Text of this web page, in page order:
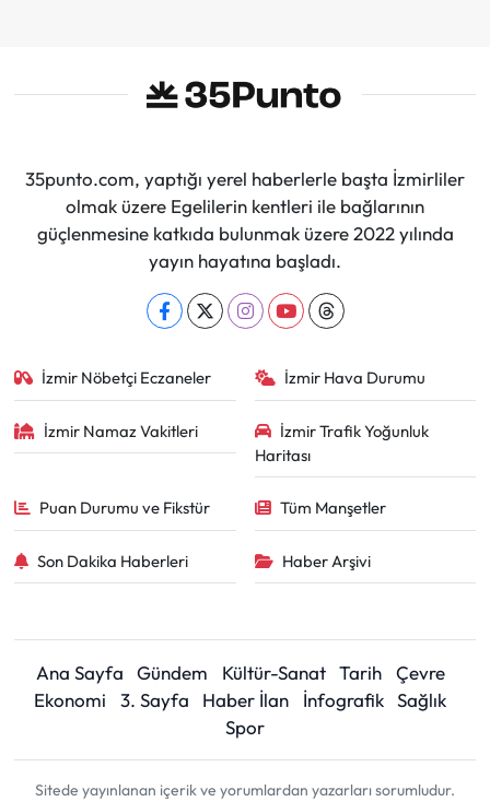
35punto.com, yaptığı yerel haberlerle başta İzmirliler
olmak üzere Egelilerin kentleri ile bağlarının
güçlenmesine katkıda bulunmak üzere 2022 yılında
yayın hayatına başladı.
İzmir Nöbetçi Eczaneler İzmir Hava Durumu
İzmir Namaz Vakitleri
İzmir Trafik Yoğunluk
Haritası
Puan Durumu ve Fikstür Tüm Manşetler
Son Dakika Haberleri Haber Arşivi
Ana Sayfa Gündem Kültür-Sanat Tarih
Çevre
Ekonomi
3. Sayfa Haber İlan İnfografik Sağlık
Spor
Sitede yayınlanan içerik ve yorumlardan yazarları sorumludur.